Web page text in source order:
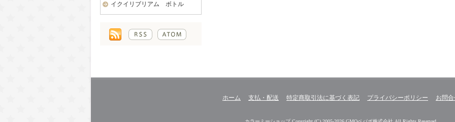
イクイリブリアム ボトル
ホーム 支払・配送 特定商取引法に基づく表記 プライバシーポリシー お問